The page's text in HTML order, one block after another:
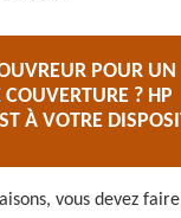
POUR UN
? HP
À VOTRE
vous devez